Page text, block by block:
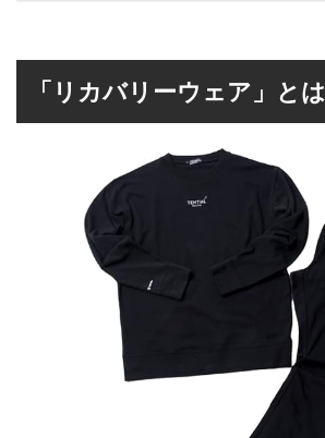
「リカバリーウェア」とは